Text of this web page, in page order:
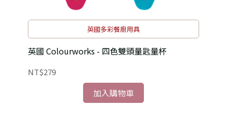
英國多彩餐廚用具
英國 Colourworks - 四色雙頭量匙量杯
NT$279
加入購物車